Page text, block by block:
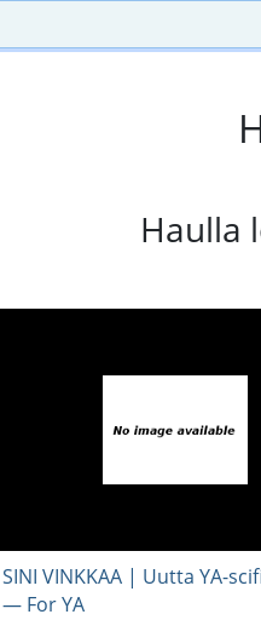
Haulla
SINI VINKKAA | Uutta YA-
― For YA